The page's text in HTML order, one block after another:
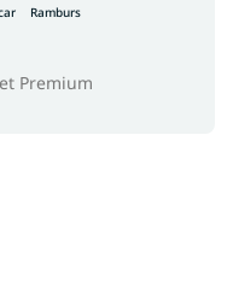
Ramburs
Premium